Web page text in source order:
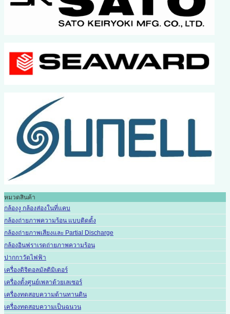
หมวดสินค้า
กล้องงู กล้องส่องในที่แคบ
กล้องถ่ายภาพความร้อน แบบติดตั้ง
กล้องถ่ายภาพเสียงและ Partial Discharge
กล้องอินฟราเรดถ่ายภาพความร้อน
ปากกาวัดไฟฟ้า
เครื่องดิจิตอลมัลติมิเตอร์
เครื่องตั้งศูนย์เพลาด้วยเลเซอร์
เครื่องทดสอบความต้านทานดิน
เครื่องทดสอบความเป็นฉนวน